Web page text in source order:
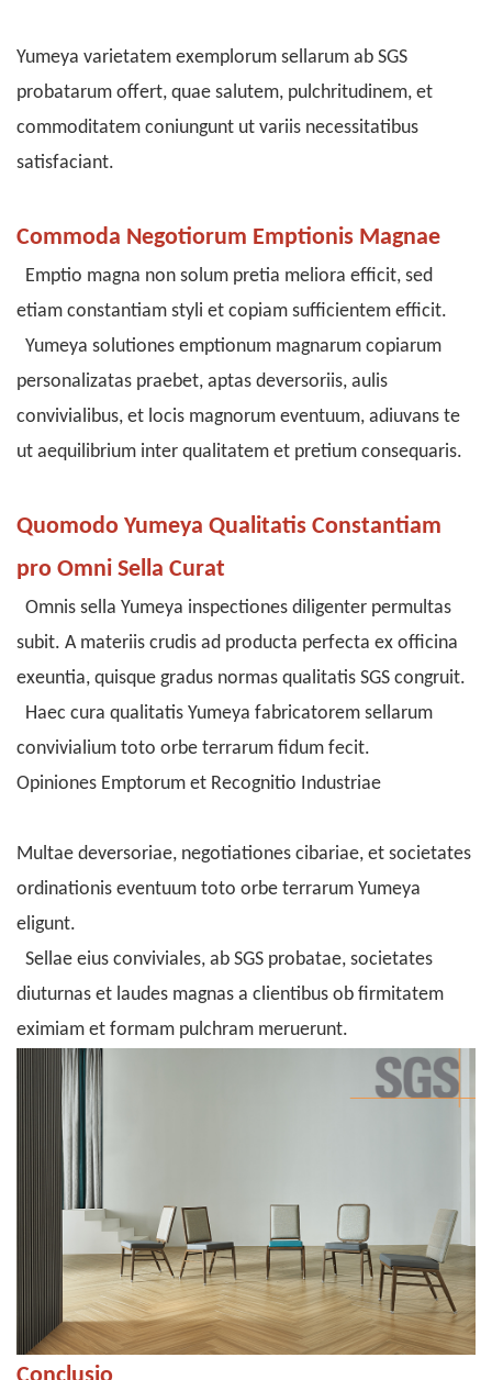
Yumeya varietatem exemplorum sellarum ab SGS
probatarum offert, quae salutem, pulchritudinem, et
commoditatem coniungunt ut variis necessitatibus
satisfaciant.
Commoda Negotiorum Emptionis Magnae
Emptio magna non solum pretia meliora efficit, sed
etiam constantiam styli et copiam sufficientem efficit.
Yumeya solutiones emptionum magnarum copiarum
personalizatas praebet, aptas deversoriis, aulis
convivialibus, et locis magnorum eventuum, adiuvans te
ut aequilibrium inter qualitatem et pretium consequaris.
Quomodo Yumeya Qualitatis Constantiam
pro Omni Sella Curat
Omnis sella Yumeya inspectiones diligenter permultas
subit. A materiis crudis ad producta perfecta ex officina
exeuntia, quisque gradus normas qualitatis SGS congruit.
Haec cura qualitatis Yumeya fabricatorem sellarum
convivialium toto orbe terrarum fidum fecit.
Opiniones Emptorum et Recognitio Industriae
Multae deversoriae, negotiationes cibariae, et societates
ordinationis eventuum toto orbe terrarum Yumeya
eligunt.
Sellae eius conviviales, ab SGS probatae, societates
diuturnas et laudes magnas a clientibus ob firmitatem
eximiam et formam pulchram meruerunt.